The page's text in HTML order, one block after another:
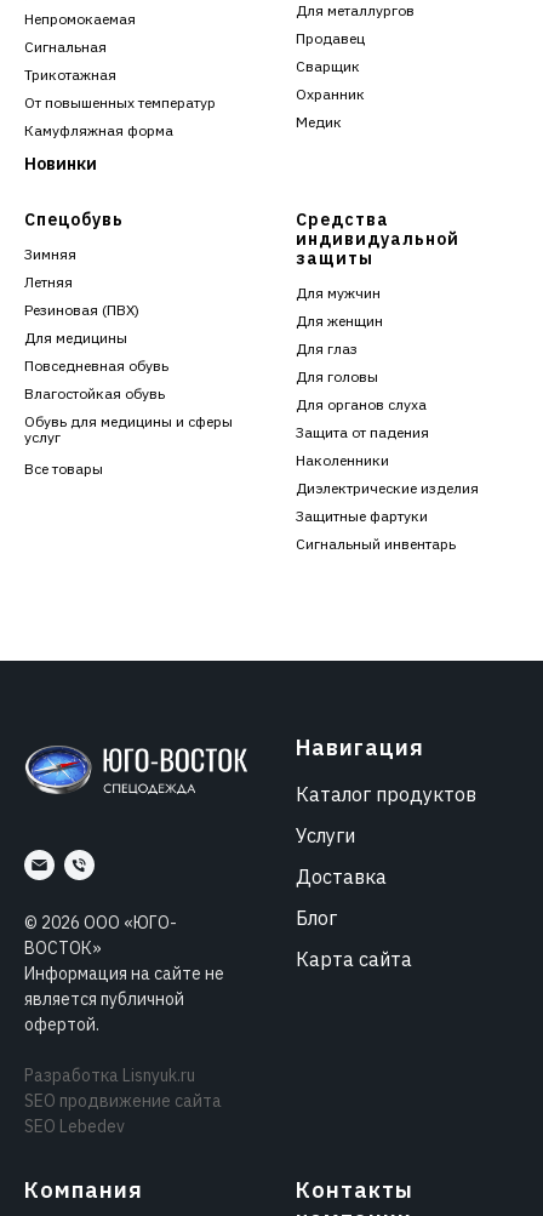
Непромокаемая
Сигнальная
Трикотажная
От повышенных температур
Камуфляжная форма
Новинки
Для металлургов
Продавец
Сварщик
Охранник
Медик
Спецобувь
Зимняя
Летняя
Резиновая (ПВХ)
Для медицины
Повседневная обувь
Влагостойкая обувь
Обувь для медицины и сферы
услуг
Все товары
Средства
индивидуальной
защиты
Для мужчин
Для женщин
Для глаз
Для головы
Для органов слуха
Защита от падения
Наколенники
Диэлектрические изделия
Защитные фартуки
Сигнальный инвентарь
© 2026 ООО «ЮГО-
ВОСТОК»
Информация на сайте не
является публичной
офертой.
Разработка Lisnyuk.ru
SEO продвижение сайта
SEO Lebedev
Навигация
Каталог продуктов
Услуги
Доставка
Блог
Карта сайта
Компания
Контакты